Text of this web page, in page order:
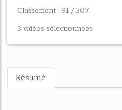
Classement : 91 / 307
3 vidéos sélectionnées
Résumé